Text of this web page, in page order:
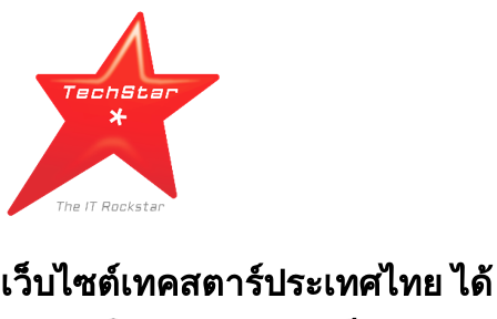
เว็บไซต์เทคสตาร์ประเทศไทย ได้